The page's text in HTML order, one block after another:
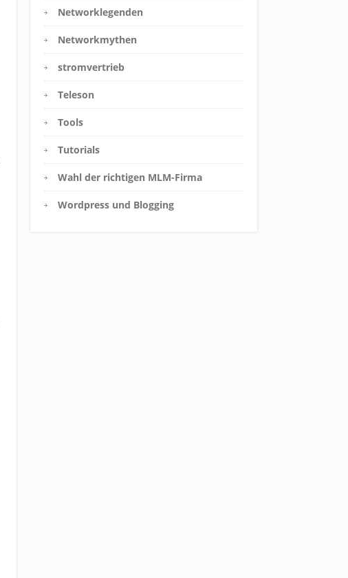
Networklegenden
Networkmythen
stromvertrieb
Teleson
Tools
Tutorials
Wahl der richtigen MLM-Firma
Wordpress und Blogging